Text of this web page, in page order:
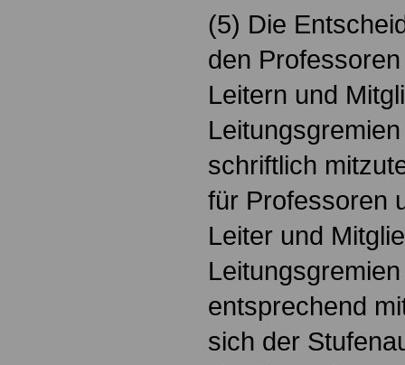
(5) Die
den
Leitern und
schriftlich
für Professoren
Leiter und
entsprechend
sich der